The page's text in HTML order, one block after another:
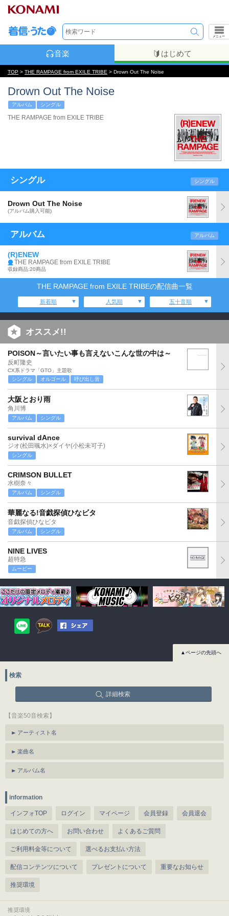
メニュー
音楽 はじめて
TOP > THE RAMPAGE from EXILE TRIBE > Drown Out The Noise
Drown Out The Noise
アルバム シングル
THE RAMPAGE from EXILE TRIBE
シングル シングル
Drown Out The Noise
(アルバム購入可能)
アルバム アルバム
(R)ENEW
THE RAMPAGE from EXILE TRIBE
収録商品:20商品
THE RAMPAGE from EXILE TRIBEの配信曲一覧
新着順 人気順 五十音順
オススメ!!
POISON～言いたい事も言えないこんな世の中は～
反町隆史
CX系ドラマ「GTO」主題歌
シングル
オルゴール 呼び出し音
大阪とおり雨
角川博
アルバム シングル
survival dAnce
ジオ(松田颯水)×ダイヤ(小松未可子)
シングル
CRIMSON BULLET
水樹奈々
アルバム シングル
華麗なる!音戯探偵ひなビタ
音戯探偵ひなビタ
アルバム シングル
NINE LIVES
超特急
ムービー
▲ページの先頭へ
検索
詳細検索
【音楽50音検索】
アーティスト名
楽曲名
アルバム名
information
インフォTOP ログイン マイページ 会員登録 会員退会
はじめての方へ お問い合わせ よくあるご質問
ご利用料金等について 選べるお支払い方法
配信コンテンツについて プレゼントについて 重要なお知らせ
推奨環境
推奨環境